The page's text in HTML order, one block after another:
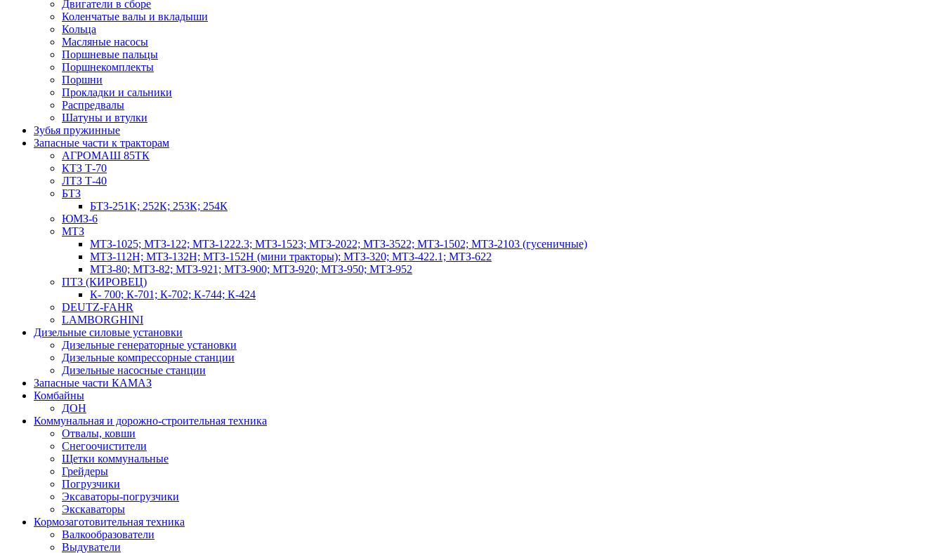
Двигатели в сборе
Коленчатые валы и вкладыши
Кольца
Масляные насосы
Поршневые пальцы
Поршнекомплекты
Поршни
Прокладки и сальники
Распредвалы
Шатуны и втулки
Зубья пружинные
Запасные части к тракторам
АГРОМАШ 85ТК
КТЗ Т-70
ЛТЗ Т-40
БТЗ
БТЗ-251К; 252К; 253К; 254К
ЮМЗ-6
МТЗ
МТЗ-1025; МТЗ-122; МТЗ-1222.3; МТЗ-1523; МТЗ-2022; МТЗ-3522; МТЗ-1502; МТЗ-2103 (гусеничные)
МТЗ-112Н; МТЗ-132Н; МТЗ-152Н (мини тракторы); МТЗ-320; МТЗ-422.1; МТЗ-622
МТЗ-80; МТЗ-82; МТЗ-921; МТЗ-900; МТЗ-920; МТЗ-950; МТЗ-952
ПТЗ (КИРОВЕЦ)
К- 700; К-701; К-702; К-744; К-424
DEUTZ-FAHR
LAMBORGHINI
Дизельные силовые установки
Дизельные генераторные установки
Дизельные компрессорные станции
Дизельные насосные станции
Запасные части КАМАЗ
Комбайны
ДОН
Коммунальная и дорожно-строительная техника
Отвалы, ковши
Снегоочистители
Щетки коммунальные
Грейдеры
Погрузчики
Эксаваторы-погрузчики
Экскаваторы
Кормозаготовительная техника
Валкообразователи
Выдуватели